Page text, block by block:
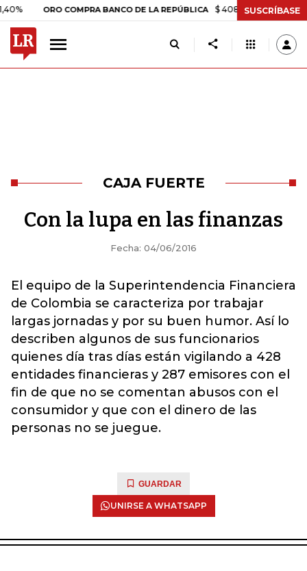
ORO COMPRA BANCO DE LA REPÚBLICA $ 408.498,97 +$ 8.753,81
SUSCRÍBASE
CAJA FUERTE
Con la lupa en las finanzas
Fecha: 04/06/2016
El equipo de la Superintendencia Financiera
de Colombia se caracteriza por trabajar
largas jornadas y por su buen humor. Así lo
describen algunos de sus funcionarios
quienes día tras días están vigilando a 428
entidades financieras y 287 emisores con el
fin de que no se comentan abusos con el
consumidor y que con el dinero de las
personas no se juegue.
GUARDAR
UNIRSE A WHATSAPP